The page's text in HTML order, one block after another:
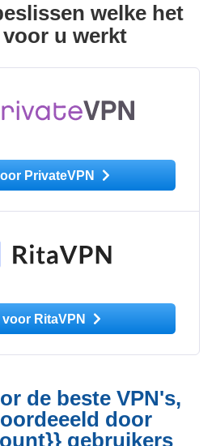
welke het
u werkt
PrivateVPN
voor RitaVPN
de beste VPN's,
door
gebruikers